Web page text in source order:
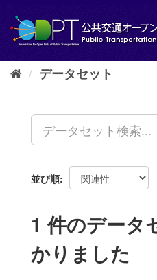
し
データセット
並び順
1 件のデータ
かりました